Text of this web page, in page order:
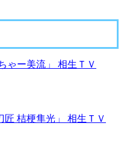
ゃー美流」 相生ＴＶ
匠 桔梗隼光」 相生ＴＶ